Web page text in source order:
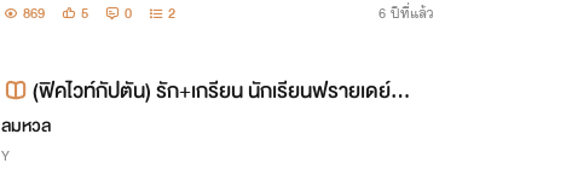
869 5 0 2 6 ปีที่แล้ว
(ฟิคไวท์กัปตัน) รัก+เกรียน นักเรียนฟรายเดย์
(ฟ.ด.) [THE END]
ลมหวล
Y